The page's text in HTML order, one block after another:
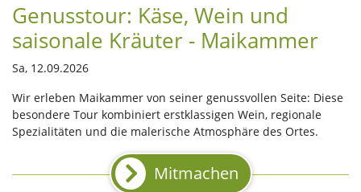
Genusstour: Käse, Wein und
saisonale Kräuter - Maikammer
Sa, 12.09.2026
Wir erleben Maikammer von seiner genussvollen Seite: Diese
besondere Tour kombiniert erstklassigen Wein, regionale
Spezialitäten und die malerische Atmosphäre des Ortes.
Mitmachen